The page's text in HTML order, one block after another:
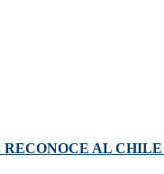
RECONOCE AL